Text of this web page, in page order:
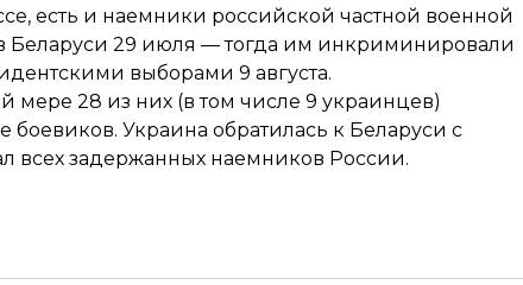
есть и наемники российской частной военной
Беларуси 29 июля — тогда им инкриминировали
выборами 9 августа.
28 из них (в том числе 9 украинцев)
Украина обратилась к Беларуси с
всех задержанных наемников России.